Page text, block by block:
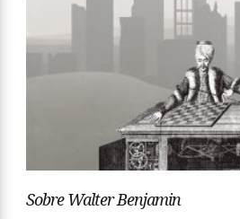
Sobre Walter Benjamin